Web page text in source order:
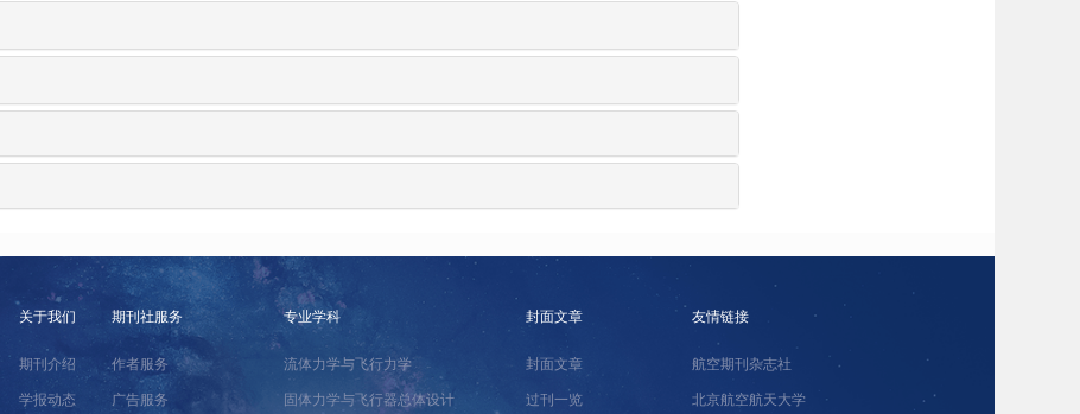
关于我们
期刊介绍
学报动态
期刊社服务
作者服务
广告服务
专业学科
流体力学与飞行力学
固体力学与飞行器总体设计
封面文章
封面文章
过刊一览
友情链接
航空期刊杂志社
北京航空航天大学